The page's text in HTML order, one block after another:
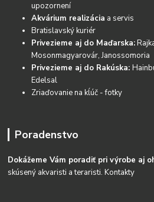
upozornení
Akvárium realizácia a servis
Bratislavský kuriér
Privezieme aj do Maďarska:
Mosonmagyarovár, Janossomoria
Privezieme aj do Rakúska:
Edelsal
Zriaďovanie na kĺúč - fotky
Poradenstvo
Dokážeme Vám poradiť pri výrobe aj
skúsený akvaristi a teraristi.Kontakty